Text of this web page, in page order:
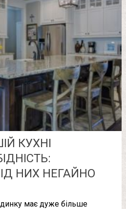
КУХНІ
НИХ НЕГАЙНО
має дуже більше